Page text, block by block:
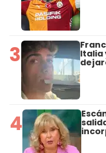
3 Italia
4